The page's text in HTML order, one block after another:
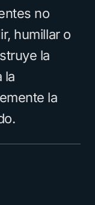
no
humillar o
la
la
la